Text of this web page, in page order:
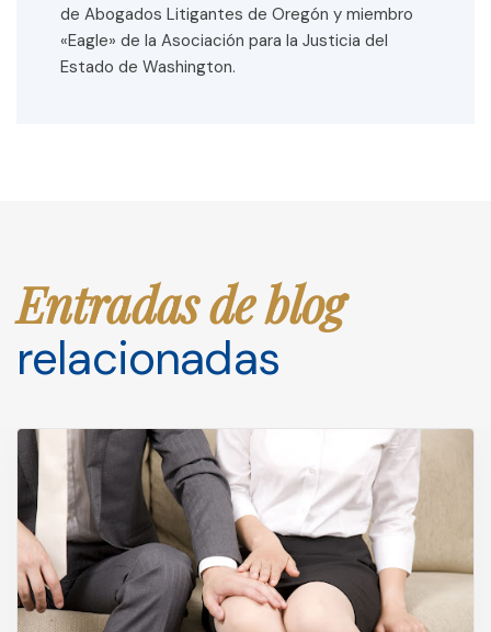
de Abogados Litigantes de Oregón y miembro
«Eagle» de la Asociación para la Justicia del
Estado de Washington.
Entradas de blog
relacionadas